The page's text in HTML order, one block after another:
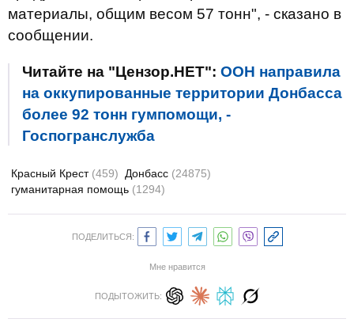
материалы, общим весом 57 тонн", - сказано в
сообщении.
Читайте на "Цензор.НЕТ": ООН направила
на оккупированные территории Донбасса
более 92 тонн гумпомощи, -
Госпогранслужба
Красный Крест (459) Донбасс (24875)
гуманитарная помощь (1294)
ПОДЕЛИТЬСЯ:
Мне нравится
ПОДЫТОЖИТЬ: